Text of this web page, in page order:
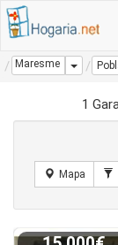
Maresme
1